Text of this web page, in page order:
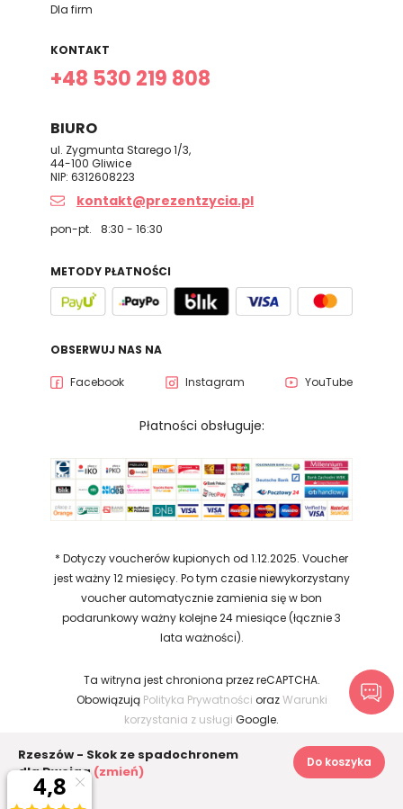
Rzeszów - Skok ze spadochronem
dla Dwojga(zmień)
2 400 zł
Do koszyka
Dla firm
KONTAKT
+48 530 219 808
BIURO
ul. Zygmunta Starego 1/3,
44-100 Gliwice
NIP: 6312608223
kontakt@prezentzycia.pl
pon-pt. 8:30 - 16:30
METODY PŁATNOŚCI
OBSERWUJ NAS NA
Facebook Instagram YouTube
Płatności obsługuje:
* Dotyczy voucherów kupionych od 1.12.2025. Voucher
jest ważny 12 miesięcy. Po tym czasie niewykorzystany
voucher automatycznie zamienia się w bon
podarunkowy ważny kolejne 24 miesiące (łącznie 3
lata ważności).
Ta witryna jest chroniona przez reCAPTCHA.
Obowiązują Polityka Prywatności orazWarunki
korzystania z usługi Google.
2026 Copyright © prezentzycia.pl. Wszelkie
prawa zastrzeżone.